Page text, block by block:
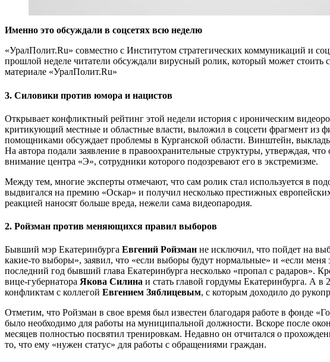
Именно это обсуждали в соцсетях всю неделю
«УралПолит.Ru» совместно с Институтом стратегических коммуникаций и
прошлой неделе читатели обсуждали вирусный ролик, который может
материале «УралПолит.Ru»
3. Силовики против юмора и нацистов
Открывает конфликтный рейтинг этой недели история с ироническим
критикующий местные и областные власти, выложил в соцсети фрагмент из
помощниками обсуждает проблемы в Курганской области. Винштейн,
На автора подали заявление в правоохранительные структуры, утверждая,
внимание центра «Э», сотрудники которого подозревают его в экстремизме.
Между тем, многие эксперты отмечают, что сам ролик стал используется в
выдвигался на премию «Оскар» и получил несколько престижных
реакцией наносят больше вреда, нежели сама видеопародия.
2. Ройзман против меняющихся правил выборов
Бывший мэр Екатеринбурга Евгений Ройзман не исключил, что пойдет на
какие-то выборы», заявил, что «если выборы будут нормальные» и «если
последний год бывший глава Екатеринбурга несколько «пропал с радаров».
вице-губернатора Якова Силина и стать главой гордумы Екатеринбурга. А
конфликтам с коллегой Евгением Зяблицевым, с которым доходило до
Отметим, что Ройзман в свое время был известен благодаря работе в фонде
было необходимо для работы на муниципальной должности. Вскоре после
месяцев полностью посвятил тренировкам. Недавно он отчитался о
то, что ему «нужен статус» для работы с обращениями граждан.